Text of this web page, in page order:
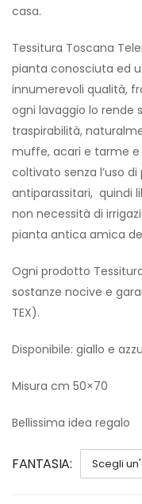
casa.
Tessitura Toscana
pianta conosciuta ed
innumerevoli qualità,
ogni lavaggio lo rende
traspirabilità,
muffe, acari e tarme e
coltivato senza l’uso
antiparassitari, quindi
non necessità di
pianta antica amica
Ogni prodotto
sostanze nocive e
TEX).
Disponibile: giallo e
Misura cm 50×70
Bellissima idea regalo
FANTASIA